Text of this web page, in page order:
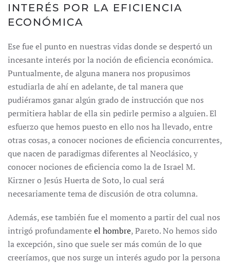
INTERÉS POR LA EFICIENCIA
ECONÓMICA
Ese fue el punto en nuestras vidas donde se despertó un
incesante interés por la noción de eficiencia económica.
Puntualmente, de alguna manera nos propusimos
estudiarla de ahí en adelante, de tal manera que
pudiéramos ganar algún grado de instrucción que nos
permitiera hablar de ella sin pedirle permiso a alguien. El
esfuerzo que hemos puesto en ello nos ha llevado, entre
otras cosas, a conocer nociones de eficiencia concurrentes,
que nacen de paradigmas diferentes al Neoclásico, y
conocer nociones de eficiencia como la de Israel M.
Kirzner o Jesús Huerta de Soto, lo cual será
necesariamente tema de discusión de otra columna.
Además, ese también fue el momento a partir del cual nos
intrigó profundamenteel hombre, Pareto. No hemos sido
la excepción, sino que suele ser más común de lo que
creeríamos, que nos surge un interés agudo por la persona